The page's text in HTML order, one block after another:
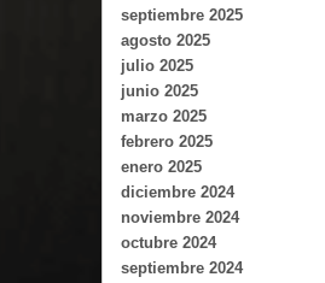
septiembre 2025
agosto 2025
julio 2025
junio 2025
marzo 2025
febrero 2025
enero 2025
diciembre 2024
noviembre 2024
octubre 2024
septiembre 2024